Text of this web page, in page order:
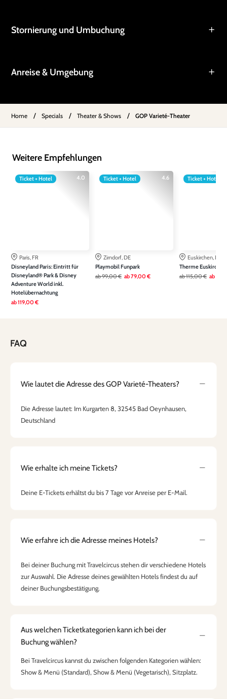
Stornierung und Umbuchung
Anreise & Umgebung
Home / Specials / Theater & Shows / GOP Varieté-Theater
Weitere Empfehlungen
4.0
Ticket + Hotel
Paris, FR
Disneyland Paris: Eintritt für
Disneyland® Park & Disney
Adventure World inkl.
Hotelübernachtung
ab119,00 €
4.6
Ticket + Hotel
Zirndorf, DE
Playmobil Funpark
ab99,00 € ab79,00 €
Ticket + Hotel
Euskirchen, DE
Therme Euskirchen
ab115,00 € ab
FAQ
Wie lautet die Adresse des GOP Varieté-Theaters?
Die Adresse lautet: Im Kurgarten 8, 32545 Bad Oeynhausen,
Deutschland
Wie erhalte ich meine Tickets?
Deine E-Tickets erhältst du bis 7 Tage vor Anreise per E-Mail.
Wie erfahre ich die Adresse meines Hotels?
Bei deiner Buchung mit Travelcircus stehen dir verschiedene Hotels
zur Auswahl. Die Adresse deines gewählten Hotels findest du auf
deiner Buchungsbestätigung.
Aus welchen Ticketkategorien kann ich bei der
Buchung wählen?
Bei Travelcircus kannst du zwischen folgenden Kategorien wählen:
Show & Menü (Standard), Show & Menü (Vegetarisch), Sitzplatz.